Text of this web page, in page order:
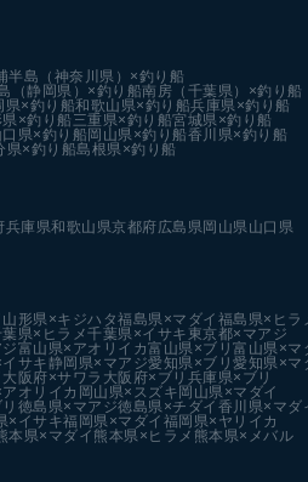
半島（神奈川県）×釣り船
（静岡県）×釣り船南房（千葉県）×釣り船
県×釣り船和歌山県×釣り船兵庫県×釣り船
×釣り船 三重県×釣り船宮城県×釣り船
口県×釣り船岡山県×釣り船香川県×釣り船
県×釣り船島根県×釣り船
兵庫県和歌山県京都府広島県岡山県 山口県
山形県×キジハタ福島県×マダイ 福島県×ヒラ
葉県×ヒラメ千葉県×イサキ 東京都×マアジ
富山県×アオリイカ富山県×ブリ 富山県×マ
サキ静岡県×マアジ愛知県×ブリ 愛知県×マ
大阪府×サワラ 大阪府×ブリ 兵庫県×ブリ
オリイカ 岡山県×スズキ岡山県×マダイ
徳島県×マアジ徳島県×チダイ 香川県×マダ
×イサキ福岡県×マダイ 福岡県×ヤリイカ
本県×マダイ 熊本県×ヒラメ 熊本県×メバル